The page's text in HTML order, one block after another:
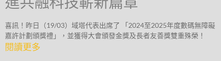
喜訊！昨日（19/03）域塔代表出席了 「2024至2025年度數碼無障礙
嘉許計劃頒獎禮」，並獲得大會頒發金獎及長者友善獎雙重殊榮！
閱讀更多